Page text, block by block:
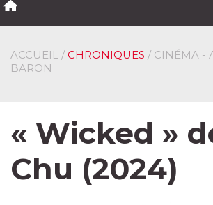
ACCUEIL / CHRONIQUES / CINÉMA -
BARON
« Wicked »
Chu (2024)